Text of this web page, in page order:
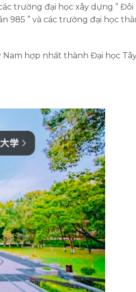
trường đại học xây dựng ” Đôi
985 ” và các trường đại học
Nam hợp nhất thành Đại học